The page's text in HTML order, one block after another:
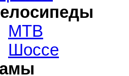
MTB
Шоссе